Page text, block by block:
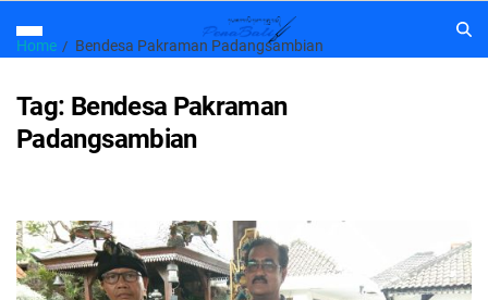
Home Bendesa Pakraman Padangsambian
Tag: Bendesa Pakraman
Padangsambian